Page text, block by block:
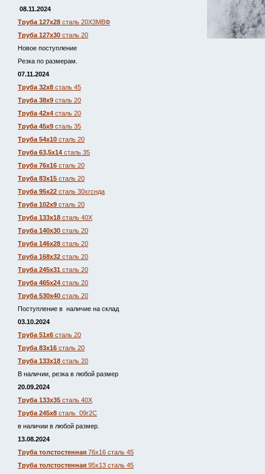
08.11.2024
Труба 127х28 сталь 20Х3МВФ
Труба 127х30 сталь 20
Новое поступление
Резка по размерам.
07.11.2024
Труба 32х8 сталь 45
Труба 38х9 сталь 20
Труба 42х4 сталь 20
Труба 45х9 сталь 35
Труба 54х10 сталь 20
Труба 63,5х14 сталь 35
Труба 76х16 сталь 20
Труба 83х15 сталь 20
Труба 95х22 сталь 30хгснда
Труба 102х9 сталь 20
Труба 133х18 сталь 40Х
Труба 140х30 сталь 20
Труба 146х28 сталь 20
Труба 168х32 сталь 20
Труба 245х31 сталь 20
Труба 465х24 сталь 20
Труба 530х40 сталь 20
Поступление в наличие на склад
03.10.2024
Труба 51х6 сталь 20
Труба 83х16 сталь 20
Труба 133х18 сталь 20
В наличии, резка в любой размер
20.09.2024
Труба 133х35 сталь 40Х
Труба 245х8 сталь 09г2С
в наличии в любой размер.
13.08.2024
Труба толстостенная 76х16 сталь 45
Труба толстостенная 95х13 сталь 45